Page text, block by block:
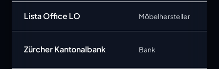
Lista Office LO Möbelhersteller
Zürcher Kantonalbank Bank